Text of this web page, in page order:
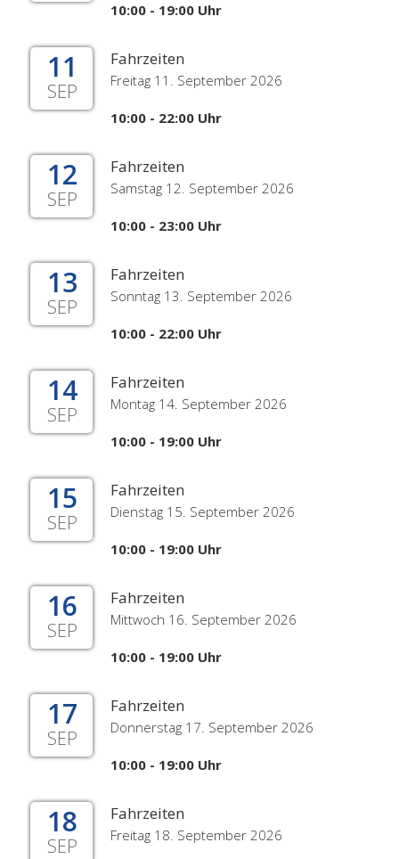
10:00 - 19:00 Uhr
11
SEP
Fahrzeiten
Freitag 11. September 2026
10:00 - 22:00 Uhr
12
SEP
Fahrzeiten
Samstag 12. September 2026
10:00 - 23:00 Uhr
13
SEP
Fahrzeiten
Sonntag 13. September 2026
10:00 - 22:00 Uhr
14
SEP
Fahrzeiten
Montag 14. September 2026
10:00 - 19:00 Uhr
15
SEP
Fahrzeiten
Dienstag 15. September 2026
10:00 - 19:00 Uhr
16
SEP
Fahrzeiten
Mittwoch 16. September 2026
10:00 - 19:00 Uhr
17
SEP
Fahrzeiten
Donnerstag 17. September 2026
10:00 - 19:00 Uhr
18
SEP
Fahrzeiten
Freitag 18. September 2026